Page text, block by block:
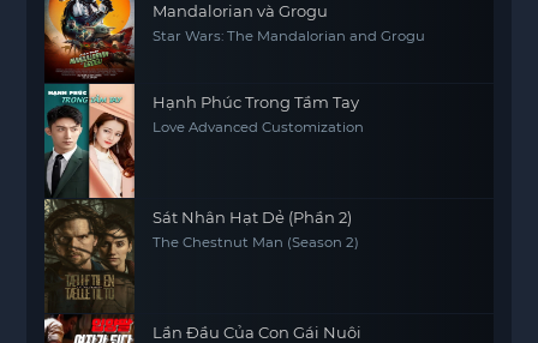
Mandalorian và Grogu
Star Wars: The Mandalorian and Grogu
Hạnh Phúc Trong Tầm Tay
Love Advanced Customization
Sát Nhân Hạt Dẻ (Phần 2)
The Chestnut Man (Season 2)
Lần Đầu Của Con Gái Nuôi